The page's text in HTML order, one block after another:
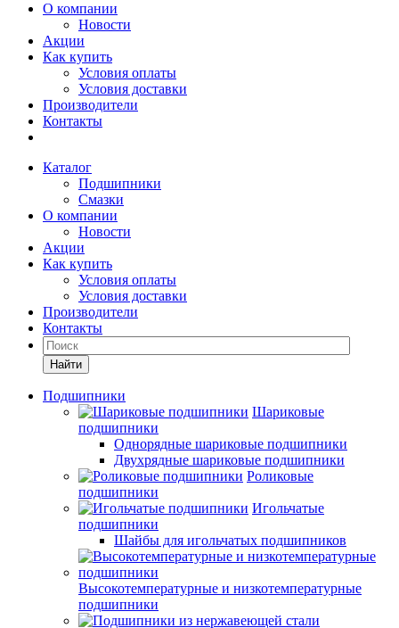
О компании
Новости
Акции
Как купить
Условия оплаты
Условия доставки
Производители
Контакты
Каталог
Подшипники
Смазки
О компании
Новости
Акции
Как купить
Условия оплаты
Условия доставки
Производители
Контакты
Найти
Подшипники
Шариковые
подшипники
Однорядные шариковые подшипники
Двухрядные шариковые подшипники
Роликовые
подшипники
Игольчатые
подшипники
Шайбы для игольчатых подшипников
Высокотемпературные и низкотемпературные
подшипники